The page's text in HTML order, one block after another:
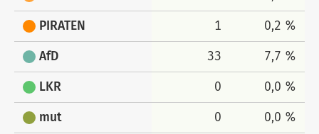
PIRATEN 1 0,2 %
AfD 33 7,7 %
LKR 0 0,0 %
mut 0 0,0 %